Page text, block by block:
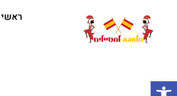
ראשי
פתח סרגל נגישות